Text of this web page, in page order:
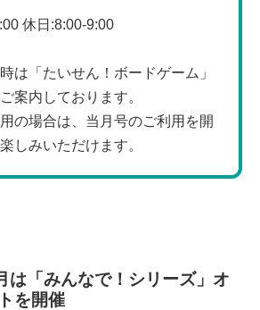
休日:8:00-9:00
は「たいせん！ボードゲーム」
案内しております。
の場合は、当月号のご利用を開
しみいただけます。
「みんなで！シリーズ」オ
を開催